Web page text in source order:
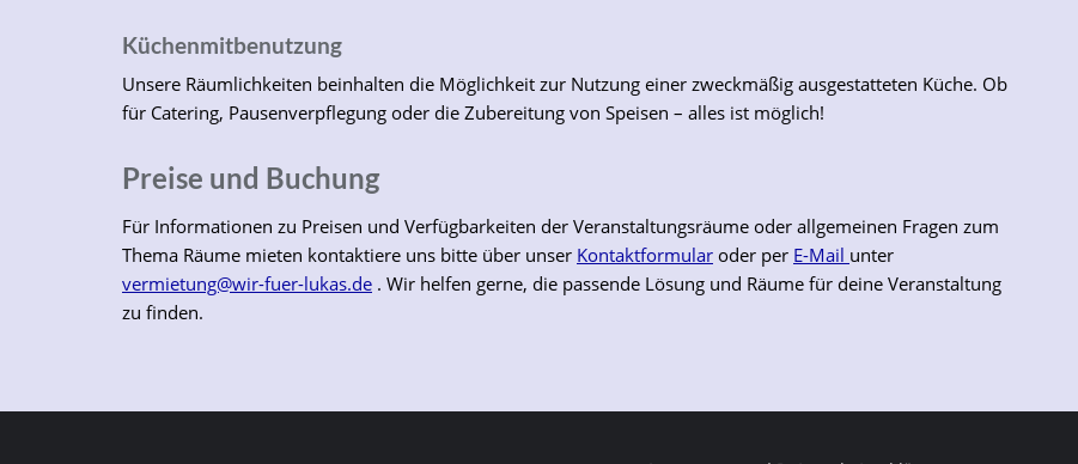
Küchenmitbenutzung
Unsere Räumlichkeiten beinhalten die Möglichkeit zur Nutzung einer zweckmäßig ausgestatteten Küche. Ob
für Catering, Pausenverpflegung oder die Zubereitung von Speisen – alles ist möglich!
Preise und Buchung
Für Informationen zu Preisen und Verfügbarkeiten der Veranstaltungsräume oder allgemeinen Fragen zum
Thema Räume mieten kontaktiere uns bitte über unser Kontaktformular oder per E-Mail unter
vermietung@wir-fuer-lukas.de . Wir helfen gerne, die passende Lösung und Räume für deine Veranstaltung
zu finden.